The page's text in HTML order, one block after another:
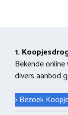
1.
Bekende
divers aanbod
> Bezoek